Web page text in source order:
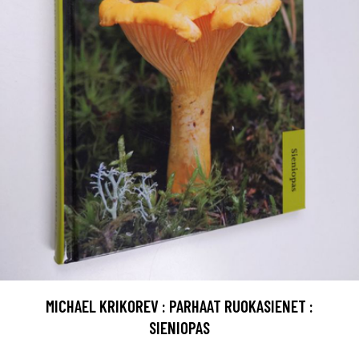
MICHAEL KRIKOREV : PARHAAT RUOKASIENET :
SIENIOPAS